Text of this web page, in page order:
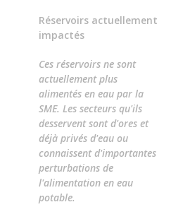
Réservoirs actuellement
impactés
Ces réservoirs ne sont
actuellement plus
alimentés en eau par la
SME. Les secteurs qu'ils
desservent sont d'ores et
déjà privés d'eau ou
connaissent d'importantes
perturbations de
l'alimentation en eau
potable.